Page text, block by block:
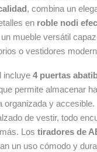
, combina un
en roble nodi
mueble versátil
o vestidores
incluye 4 puertas
permite almacenar
organizada y
de vestir, todo
Los tiradores de
un uso cómodo y